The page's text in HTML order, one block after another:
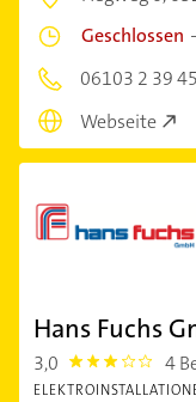
Geschlossen
06103 2 39 45
Webseite
Hans Fuchs
3,0 3.0 4